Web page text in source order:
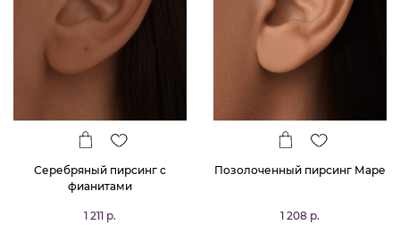
Серебряный пирсинг с
фианитами
1 211 р.
Позолоченный пирсинг Маре
1 208 р.